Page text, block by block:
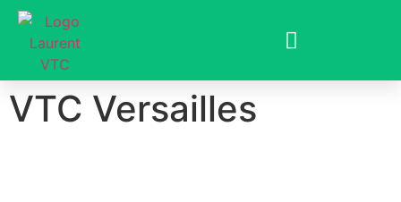
VTC Versailles